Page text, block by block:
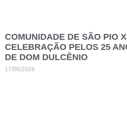
COMUNIDADE DE SÃO PIO
CELEBRAÇÃO PELOS 25
DE DOM DULCÊNIO
17/06/2026